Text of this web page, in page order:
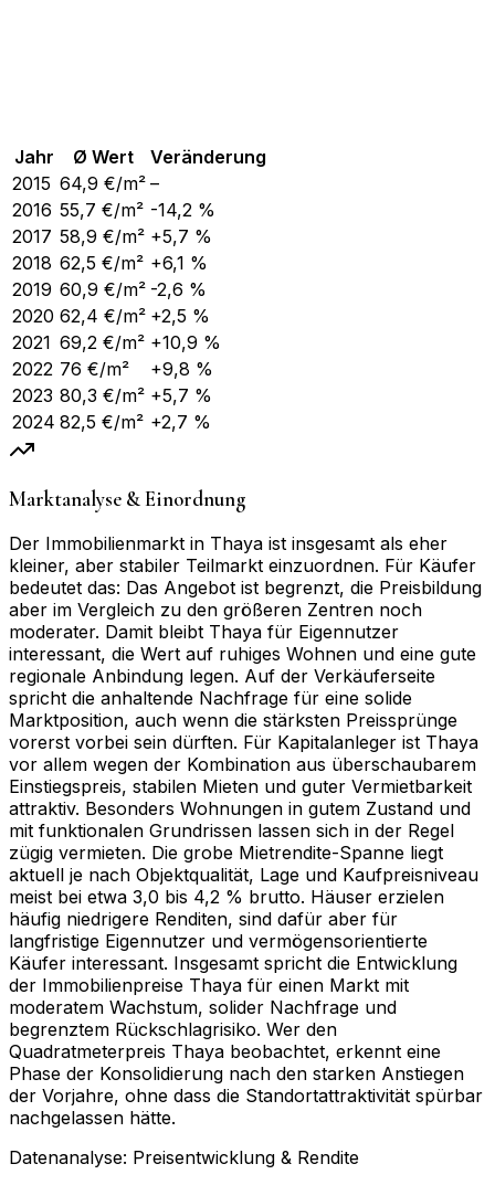
Jahr Ø Wert
Veränderung
2015 64,9 €/m² –
2016 55,7 €/m² -14,2 %
2017 58,9 €/m² +5,7 %
2018 62,5 €/m² +6,1 %
2019 60,9 €/m² -2,6 %
2020 62,4 €/m² +2,5 %
2021 69,2 €/m² +10,9 %
2022 76 €/m²
+9,8 %
2023 80,3 €/m² +5,7 %
2024 82,5 €/m² +2,7 %
Marktanalyse & Einordnung
Der Immobilienmarkt in Thaya ist insgesamt als eher
kleiner, aber stabiler Teilmarkt einzuordnen. Für Käufer
bedeutet das: Das Angebot ist begrenzt, die Preisbildung
aber im Vergleich zu den größeren Zentren noch
moderater. Damit bleibt Thaya für Eigennutzer
interessant, die Wert auf ruhiges Wohnen und eine gute
regionale Anbindung legen. Auf der Verkäuferseite
spricht die anhaltende Nachfrage für eine solide
Marktposition, auch wenn die stärksten Preissprünge
vorerst vorbei sein dürften. Für Kapitalanleger ist Thaya
vor allem wegen der Kombination aus überschaubarem
Einstiegspreis, stabilen Mieten und guter Vermietbarkeit
attraktiv. Besonders Wohnungen in gutem Zustand und
mit funktionalen Grundrissen lassen sich in der Regel
zügig vermieten. Die grobe Mietrendite-Spanne liegt
aktuell je nach Objektqualität, Lage und Kaufpreisniveau
meist bei etwa 3,0 bis 4,2 % brutto. Häuser erzielen
häufig niedrigere Renditen, sind dafür aber für
langfristige Eigennutzer und vermögensorientierte
Käufer interessant. Insgesamt spricht die Entwicklung
der Immobilienpreise Thaya für einen Markt mit
moderatem Wachstum, solider Nachfrage und
begrenztem Rückschlagrisiko. Wer den
Quadratmeterpreis Thaya beobachtet, erkennt eine
Phase der Konsolidierung nach den starken Anstiegen
der Vorjahre, ohne dass die Standortattraktivität spürbar
nachgelassen hätte.
Datenanalyse: Preisentwicklung & Rendite